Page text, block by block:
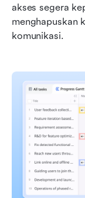
akses segera
menghapuskan
komunikasi.